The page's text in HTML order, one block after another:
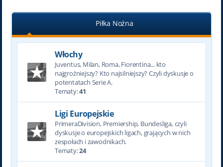
Piłka Nożna
Włochy
Juventus, Milan, Roma, Fiorentina... kto
najgroźniejszy? Kto najsilniejszy? Czyli dyskusje o
potentatach Serie A.
Tematy:41
Ligi Europejskie
PrimeraDivision, Premiership, Bundesliga, czyli
dyskusje o europejskich ligach, grających w nich
zespołach i zawodnikach.
Tematy:24